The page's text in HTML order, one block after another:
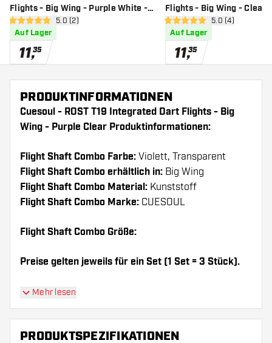
Flights - Big Wing - Purple White -
Dart FlightsBewertungsbereich öffnen
5 Bewertungssterne
5.0 (2)
Auf Lager
11,35
Flights - Big Wing - Clear
Flights
5 Bewertungssterne
5.0 (4)
Auf Lager
11,35
PRODUKTINFORMATIONEN
Cuesoul - ROST T19 Integrated Dart Flights - Big
Wing - Purple Clear Produktinformationen:
Flight Shaft Combo Farbe: Violett, Transparent
Flight Shaft Combo erhältlich in: Big Wing
Flight Shaft Combo Material: Kunststoff
Flight Shaft Combo Marke: CUESOUL
Flight Shaft Combo Größe:
Preise gelten jeweils für ein Set (1 Set = 3 Stück).
Dartshopper Tipp!
Mehr lesen
PRODUKTSPEZIFIKATIONEN